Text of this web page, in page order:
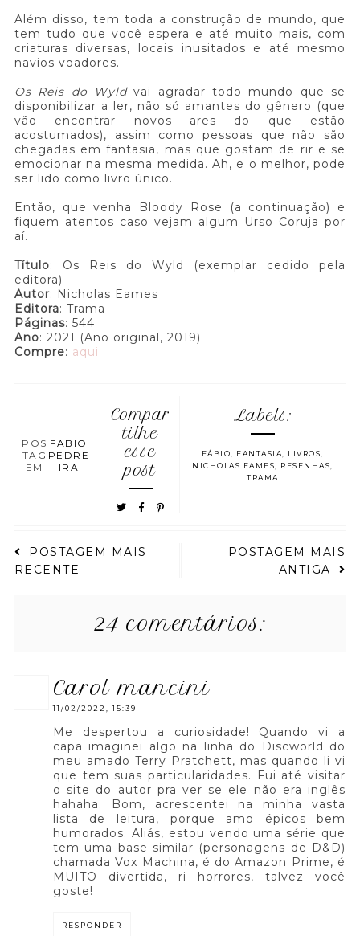
Além disso, tem toda a construção de mundo, que
tem tudo que você espera e até muito mais, com
criaturas diversas, locais inusitados e até mesmo
navios voadores.
Os Reis do Wyldvai agradar todo mundo que se
disponibilizar a ler, não só amantes do gênero (que
vão encontrar novos ares do que estão
acostumados), assim como pessoas que não são
chegadas em fantasia, mas que gostam de rir e se
emocionar na mesma medida. Ah, e o melhor, pode
ser lido como livro único.
Então, que venha Bloody Rose (a continuação) e
fiquem atentos caso vejam algum Urso Coruja por
aí.
Título: Os Reis do Wyld (exemplar cedido pela
editora)
Autor: Nicholas Eames
Editora: Trama
Páginas: 544
Ano: 2021 (Ano original, 2019)
Compre: aqui
POS
TAG
EM
FABIO
PEDRE
IRA
Compar
tilhe
esse
post
Labels:
FÁBIO, FANTASIA, LIVROS,
NICHOLAS EAMES, RESENHAS,
TRAMA
POSTAGEM MAIS
RECENTE
POSTAGEM MAIS
ANTIGA
24 comentários:
carol mancini
11/02/2022, 15:39
Me despertou a curiosidade! Quando vi a
capa imaginei algo na linha do Discworld do
meu amado Terry Pratchett, mas quando li vi
que tem suas particularidades. Fui até visitar
o site do autor pra ver se ele não era inglês
hahaha. Bom, acrescentei na minha vasta
lista de leitura, porque amo épicos bem
humorados. Aliás, estou vendo uma série que
tem uma base similar (personagens de D&D)
chamada Vox Machina, é do Amazon Prime, é
MUITO divertida, ri horrores, talvez você
goste!
RESPONDER